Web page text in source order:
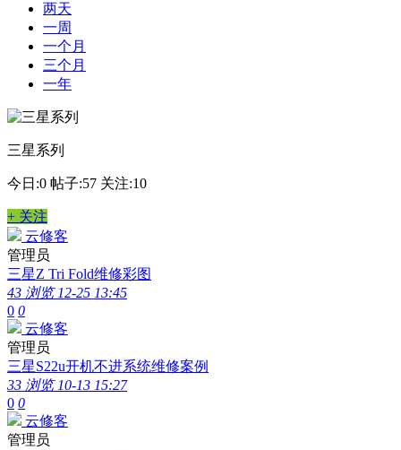
两天
一周
一个月
三个月
一年
三星系列
今日:0 帖子:57 关注:10
+ 关注
云修客
管理员
三星Z Tri Fold维修彩图
43 浏览 12-25 13:45
0 0
云修客
管理员
三星S22u开机不进系统维修案例
33 浏览 10-13 15:27
0 0
云修客
管理员